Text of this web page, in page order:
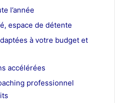
l’année
espace de détente
à votre budget et
accélérées
professionnel